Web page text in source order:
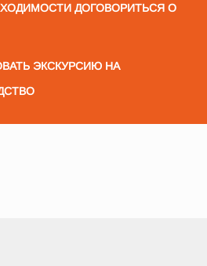
ДОГОВОРИТЬСЯ О
ЭКСКУРСИЮ НА